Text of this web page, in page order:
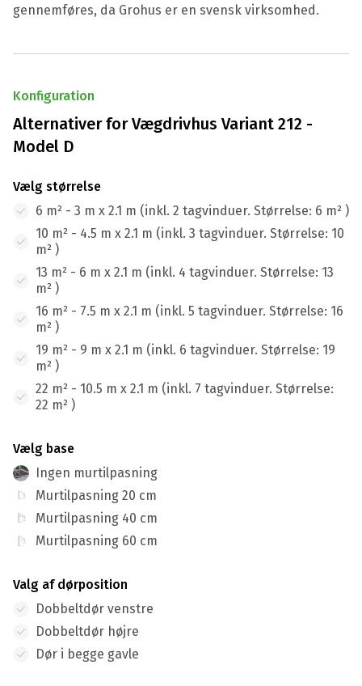
gennemføres, da Grohus er en svensk virksomhed.
Konfiguration
Alternativer for Vægdrivhus Variant 212 -
Model D
Vælg størrelse
6 m² - 3 m x 2.1 m (inkl. 2 tagvinduer. Størrelse: 6 m² )
10 m² - 4.5 m x 2.1 m (inkl. 3 tagvinduer. Størrelse: 10
m² )
13 m² - 6 m x 2.1 m (inkl. 4 tagvinduer. Størrelse: 13
m² )
16 m² - 7.5 m x 2.1 m (inkl. 5 tagvinduer. Størrelse: 16
m² )
19 m² - 9 m x 2.1 m (inkl. 6 tagvinduer. Størrelse: 19
m² )
22 m² - 10.5 m x 2.1 m (inkl. 7 tagvinduer. Størrelse:
22 m² )
Vælg base
Ingen murtilpasning
Murtilpasning 20 cm
Murtilpasning 40 cm
Murtilpasning 60 cm
Valg af dørposition
Dobbeltdør venstre
Dobbeltdør højre
Dør i begge gavle